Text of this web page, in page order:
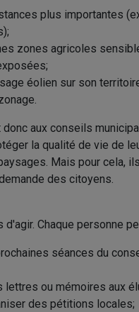
plus importantes
zones agricoles
éolien sur son
aux conseils
la qualité de vie de
Mais pour cela,
des citoyens.
Chaque personne
séances du
lettres ou mémoires aux
des pétitions locales;